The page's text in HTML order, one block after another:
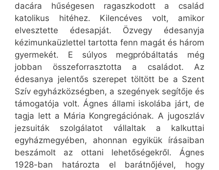
dacára hűségesen ragaszkodott a család
katolikus hitéhez. Kilencéves volt, amikor
elvesztette édesapját. Özvegy édesanyja
kézimunkaüzlettel tartotta fenn magát és három
gyermekét. E súlyos megpróbáltatás még
jobban összeforrasztotta a családot. Az
édesanya jelentős szerepet töltött be a Szent
Szív egyházközségben, a szegények segítője és
támogatója volt. Ágnes állami iskolába járt, de
tagja lett a Mária Kongregációnak. A jugoszláv
jezsuiták szolgálatot vállaltak a kalkuttai
egyházmegyében, ahonnan egyikük írásaiban
beszámolt az ottani lehetőségekről. Ágnes
1928-ban határozta el barátnőjével, hogy